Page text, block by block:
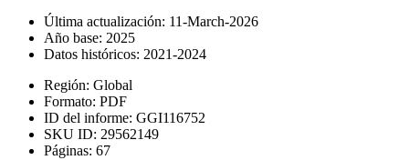
Última actualización: 11-March-2026
Año base: 2025
Datos históricos: 2021-2024
Región: Global
Formato: PDF
ID del informe: GGI116752
SKU ID: 29562149
Páginas: 67